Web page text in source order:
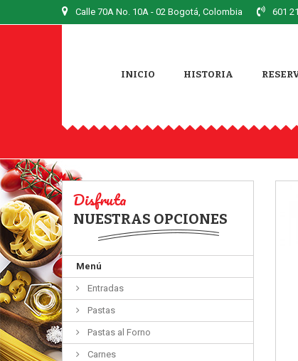
Calle 70A No. 10A - 02 Bogotá, Colombia 601
INICIO HISTORIA
Disfruta
NUESTRAS OPCIONES
Menú
Entradas
Pastas
Pastas al Forno
Carnes